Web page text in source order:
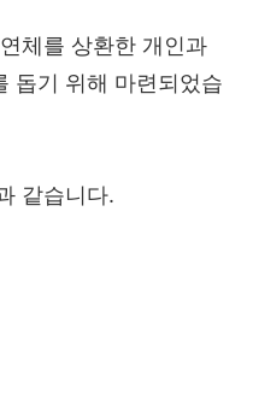
체를 상환한 개인과
돕기 위해 마련되었습
같습니다.